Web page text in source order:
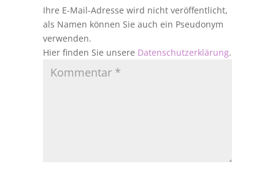
Ihre E-Mail-Adresse wird nicht veröffentlicht,
als Namen können Sie auch ein Pseudonym
verwenden.
Hier finden Sie unsere Datenschutzerklärung.